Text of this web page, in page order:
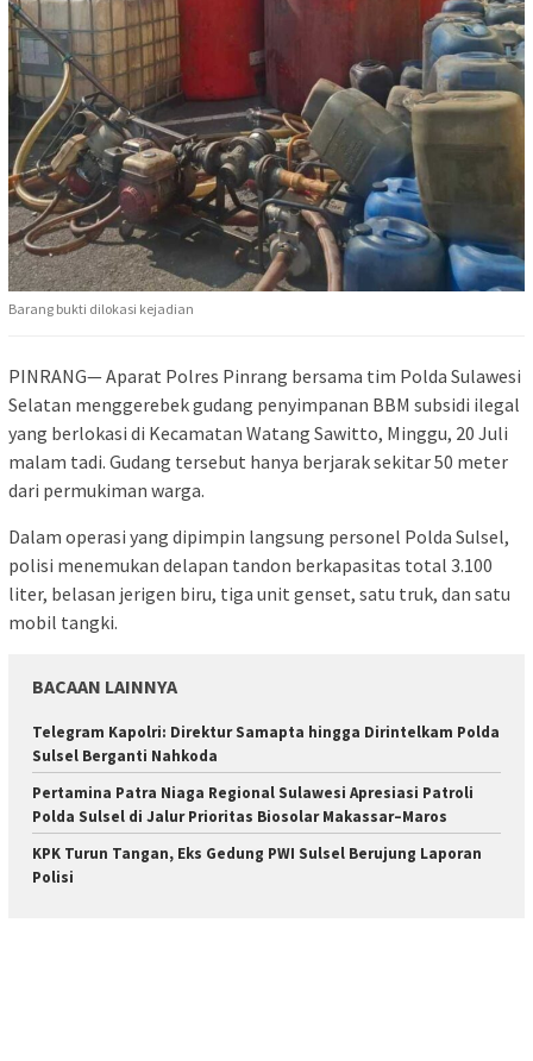
Barang bukti dilokasi kejadian
PINRANG— Aparat Polres Pinrang bersama tim Polda Sulawesi
Selatan menggerebek gudang penyimpanan BBM subsidi ilegal
yang berlokasi di Kecamatan Watang Sawitto, Minggu, 20 Juli
malam tadi. Gudang tersebut hanya berjarak sekitar 50 meter
dari permukiman warga.
Dalam operasi yang dipimpin langsung personel Polda Sulsel,
polisi menemukan delapan tandon berkapasitas total 3.100
liter, belasan jerigen biru, tiga unit genset, satu truk, dan satu
mobil tangki.
BACAAN LAINNYA
Telegram Kapolri: Direktur Samapta hingga Dirintelkam Polda
Sulsel Berganti Nahkoda
Pertamina Patra Niaga Regional Sulawesi Apresiasi Patroli
Polda Sulsel di Jalur Prioritas Biosolar Makassar–Maros
KPK Turun Tangan, Eks Gedung PWI Sulsel Berujung Laporan
Polisi